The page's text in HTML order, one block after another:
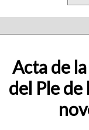
Acta de
del Ple